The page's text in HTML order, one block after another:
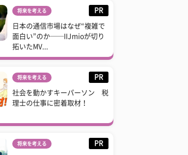
将来を考える PR
日本の通信市場はなぜ“複雑で
面白い”のか──IIJmioが切り
拓いたMV...
将来を考える PR
社会を動かすキーパーソン 税
理士の仕事に密着取材！
将来を考える PR